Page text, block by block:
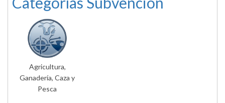
Agricultura,
Ganadería, Caza y
Pesca